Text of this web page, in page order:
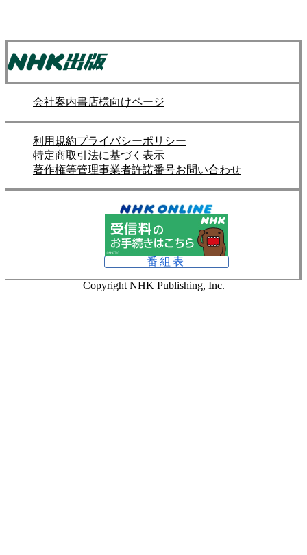
会社案内書店様向けページ
利用規約プライバシーポリシー
特定商取引法に基づく表示
著作権等管理事業者許諾番号お問い合わせ
番組表
Copyright NHK Publishing, Inc.